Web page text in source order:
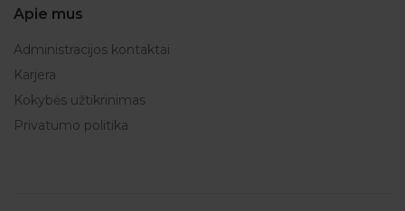
Apie mus
Administracijos kontaktai
Karjera
Kokybės užtikrinimas
Privatumo politika